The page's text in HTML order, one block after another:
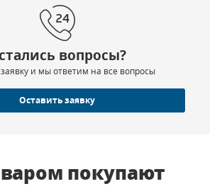
вопросы?
и мы ответим на все вопросы
Оставить заявку
покупают